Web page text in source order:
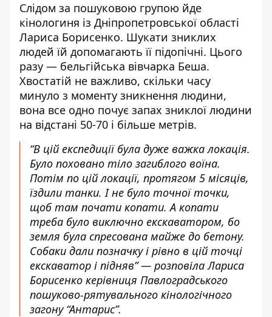
Слідом за пошуковою групою йде
кінологиня із Дніпропетровської області
Лариса Борисенко. Шукати зниклих
людей їй допомагають її підопічні. Цього
разу — бельгійська вівчарка Беша.
Хвостатій не важливо, скільки часу
минуло з моменту зникнення людини,
вона все одно почує запах зниклої людини
на відстані 50-70 і більше метрів.
“В цій експедиції була дуже важка локація.
Було поховано тіло загиблого воїна.
Потім по цій локації, протягом 5 місяців,
їздили танки. І не було точної точки,
щоб там почати копати. А копати
треба було виключно екскаватором, бо
земля була спресована майже до бетону.
Собаки дали позначку і рівно в цій точці
екскаватор і підняв” — розповіла Лариса
Борисенко керівниця Павлоградського
пошуково-рятувального кінологічного
загону “Антарис”.